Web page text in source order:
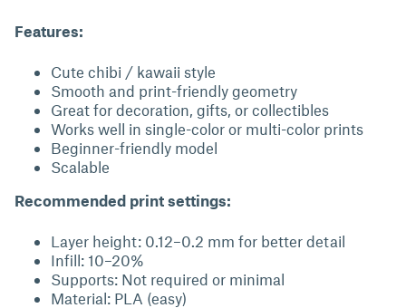
Features:
Cute chibi / kawaii style
Smooth and print-friendly geometry
Great for decoration, gifts, or collectibles
Works well in single-color or multi-color prints
Beginner-friendly model
Scalable
Recommended print settings:
Layer height: 0.12–0.2 mm for better detail
Infill: 10–20%
Supports: Not required or minimal
Material: PLA (easy)